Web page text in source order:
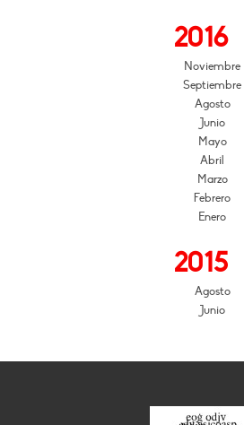
2016
Noviembre
Septiembre
Agosto
Junio
Mayo
Abril
Marzo
Febrero
Enero
2015
Agosto
Junio